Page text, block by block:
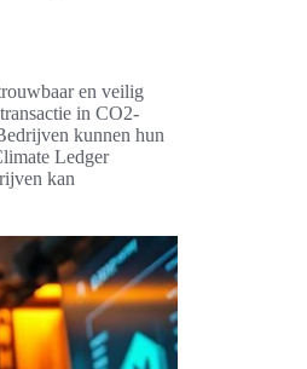
en veilig
in CO2-
kunnen hun
Ledger
kan